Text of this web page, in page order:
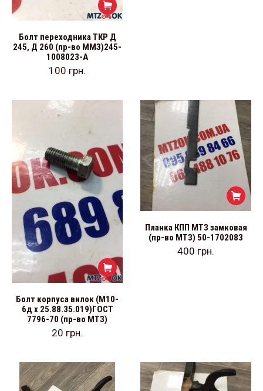
Болт переходника ТКР Д
245, Д 260 (пр-во ММЗ)245-
1008023-А
100 грн.
Болт корпуса вилок (М10-
6д х 25.88.35.019)ГОСТ
7796-70 (пр-во МТЗ)
20 грн.
Планка КПП МТЗ замковая
(пр-во МТЗ) 50-1702083
400 грн.